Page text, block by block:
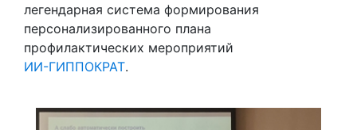
легендарная система формирования
персонализированного плана
профилактических мероприятий
ИИ-ГИППОКРАТ.